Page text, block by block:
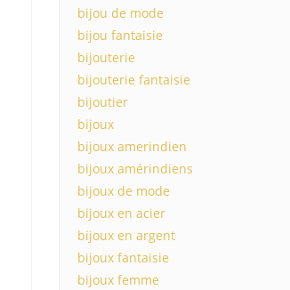
bijou de mode
bijou fantaisie
bijouterie
bijouterie fantaisie
bijoutier
bijoux
bijoux amerindien
bijoux amérindiens
bijoux de mode
bijoux en acier
bijoux en argent
bijoux fantaisie
bijoux femme